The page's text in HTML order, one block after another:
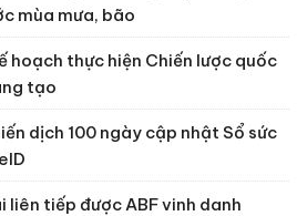
mùa mưa, bão
hoạch thực hiện Chiến lược quốc
tạo
dịch 100 ngày cập nhật Sổ sức
liên tiếp được ABF vinh danh